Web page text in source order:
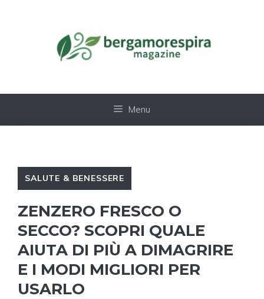
Menu
SALUTE & BENESSERE
ZENZERO FRESCO O
SECCO? SCOPRI QUALE
AIUTA DI PIÙ A DIMAGRIRE
E I MODI MIGLIORI PER
USARLO